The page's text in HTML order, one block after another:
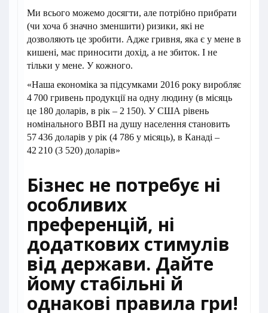
Ми всього можемо досягти, але потрібно прибрати
(чи хоча б значно зменшити) ризики, які не
дозволяють це зробити. Адже гривня, яка є у мене в
кишені, має приносити дохід, а не збиток. І не
тільки у мене. У кожного.
«Наша економіка за підсумками 2016 року виробляє
4 700 гривень продукції на одну людину (в місяць
це 180 доларів, в рік – 2 150). У США рівень
номінального ВВП на душу населення становить
57 436 доларів у рік (4 786 у місяць), в Канаді –
42 210 (3 520) доларів»
Бізнес не потребує ні
особливих
преференцій, ні
додаткових стимулів
від держави. Дайте
йому стабільні й
однакові правила гри!